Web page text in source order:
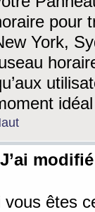
pour
York,
vous êtes